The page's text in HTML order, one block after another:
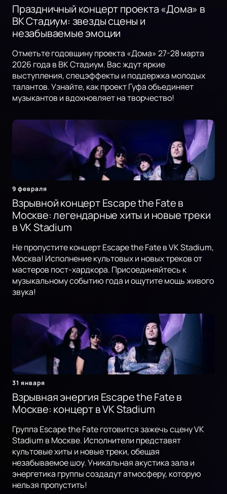
Праздничный концерт проекта «Дома» в
ВК Стадиум: звезды сцены и
незабываемые эмоции
Отметьте годовщину проекта «Дома» 27-28 марта
2026 года в ВК Стадиум. Вас ждут яркие
выступления, спецэффекты и поддержка молодых
талантов. Узнайте, как проект Гуфа объединяет
музыкантов и вдохновляет на творчество!
9 февраля
Взрывной концерт Escape the Fate в
Москве: легендарные хиты и новые треки
в VK Stadium
Не пропустите концерт Escape the Fate в VK Stadium,
Москва! Исполнение культовых и новых треков от
мастеров пост-хардкора. Присоединяйтесь к
музыкальному событию года и ощутите мощь живого
звука!
31 января
Взрывная энергия Escape the Fate в
Москве: концерт в VK Stadium
Группа Escape the Fate готовится зажечь сцену VK
Stadium в Москве. Исполнители представят
культовые хиты и новые треки, обещая
незабываемое шоу. Уникальная акустика зала и
энергетика группы создадут атмосферу, которую
нельзя пропустить!